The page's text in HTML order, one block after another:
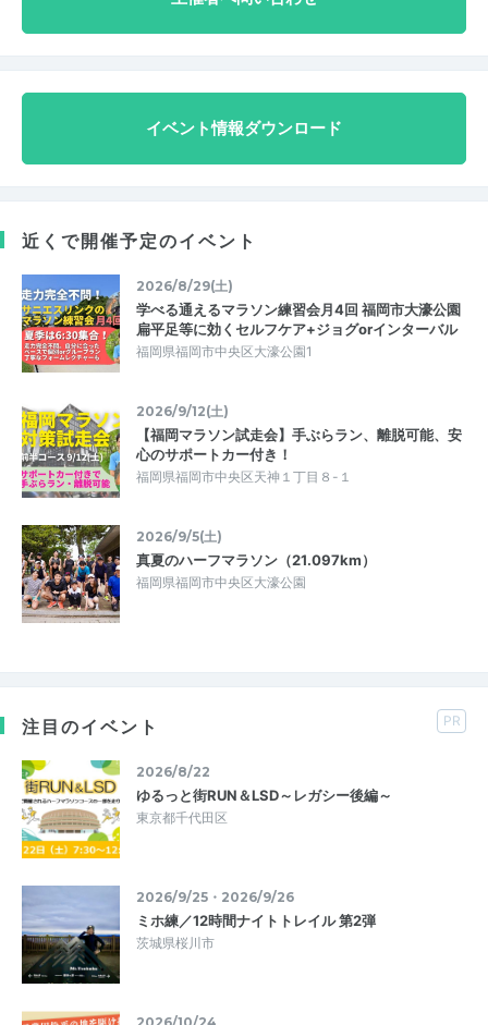
イベント情報ダウンロード
近くで開催予定のイベント
2026/8/29(土)
学べる通えるマラソン練習会月4回 福岡市大濠公園
扁平足等に効くセルフケア+ジョグorインターバル
福岡県福岡市中央区大濠公園1
2026/9/12(土)
【福岡マラソン試走会】手ぶらラン、離脱可能、安
心のサポートカー付き！
福岡県福岡市中央区天神１丁目８-１
2026/9/5(土)
真夏のハーフマラソン（21.097km）
福岡県福岡市中央区大濠公園
注目のイベント PR
2026/8/22
ゆるっと街RUN＆LSD～レガシー後編～
東京都千代田区
2026/9/25・2026/9/26
ミホ練／12時間ナイトトレイル 第2弾
茨城県桜川市